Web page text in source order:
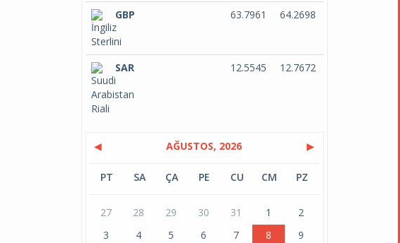
GBP 63.7961 64.2698
SAR 12.5545 12.7672
◀ AĞUSTOS, 2026 ▶
PT SA ÇA PE CU CM PZ
27 28 29 30 31 1
2
3
4 5 6 7 8
9